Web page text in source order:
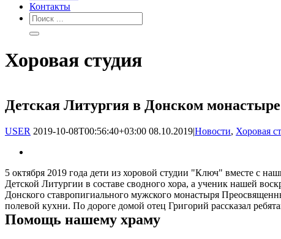
Контакты
Хоровая студия
Детская Литургия в Донском монастыре
USER 2019-10-08T00:56:40+03:00 08.10.2019|Новости, Хоровая
5 октября 2019 года дети из хоровой студии "Ключ" вместе с
Детской Литургии в составе сводного хора, а ученик нашей
Донского ставропигиального мужского монастыря
полевой кухни. По дороге домой отец Григорий рассказал
Помощь нашему храму